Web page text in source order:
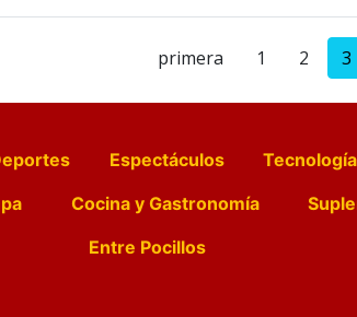
primera 1 2 3
Espectáculos Tecnología
Cocina y Gastronomía
Entre Pocillos